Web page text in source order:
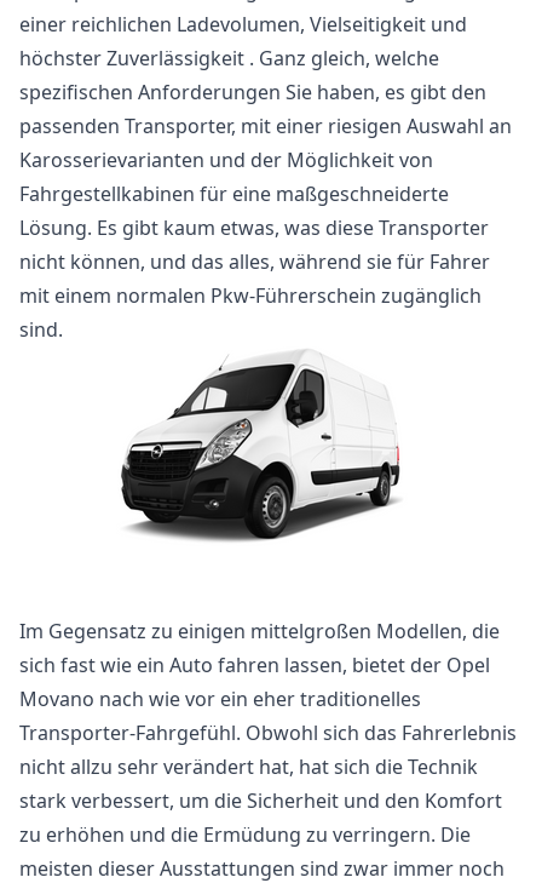
einer reichlichen Ladevolumen, Vielseitigkeit und
höchster Zuverlässigkeit . Ganz gleich, welche
spezifischen Anforderungen Sie haben, es gibt den
passenden Transporter, mit einer riesigen Auswahl an
Karosserievarianten und der Möglichkeit von
Fahrgestellkabinen für eine maßgeschneiderte
Lösung. Es gibt kaum etwas, was diese Transporter
nicht können, und das alles, während sie für Fahrer
mit einem normalen Pkw-Führerschein zugänglich
sind.
Im Gegensatz zu einigen mittelgroßen Modellen, die
sich fast wie ein Auto fahren lassen, bietet der Opel
Movano nach wie vor ein eher traditionelles
Transporter-Fahrgefühl. Obwohl sich das Fahrerlebnis
nicht allzu sehr verändert hat, hat sich die Technik
stark verbessert, um die Sicherheit und den Komfort
zu erhöhen und die Ermüdung zu verringern. Die
meisten dieser Ausstattungen sind zwar immer noch